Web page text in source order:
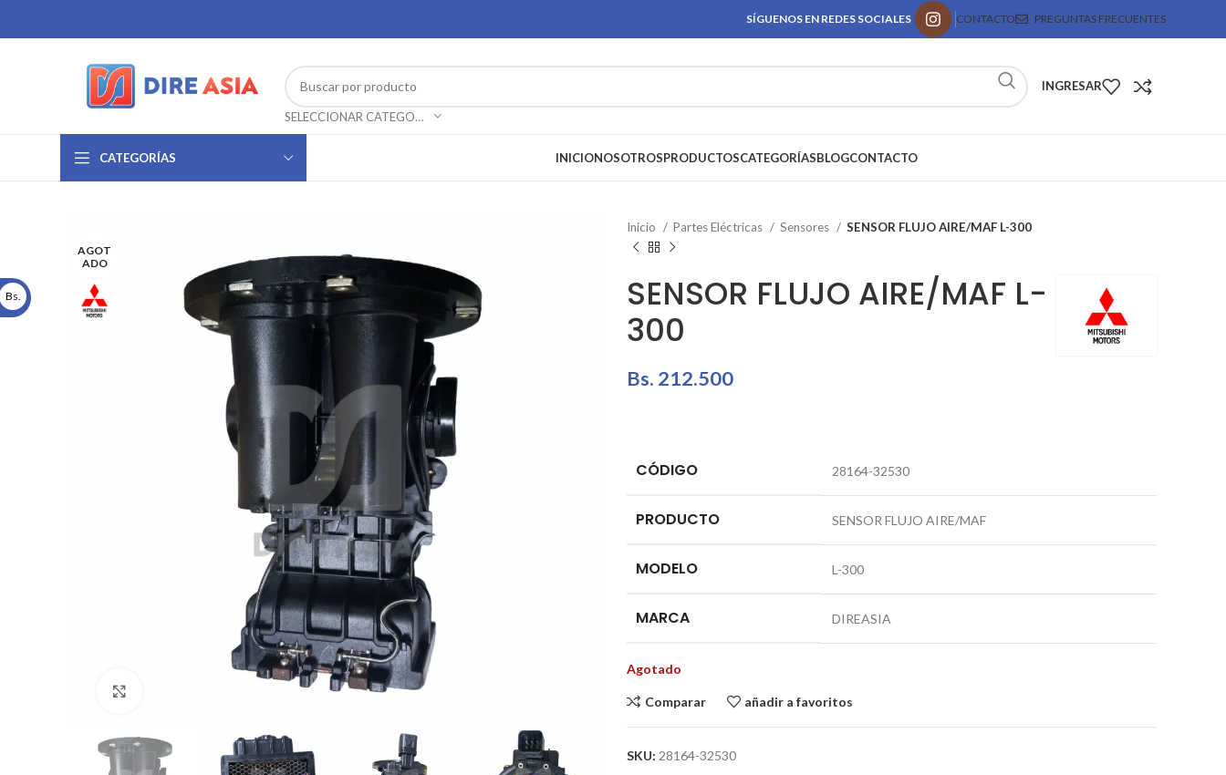
SÍGUENOS EN REDES SOCIALES CONTACTO PREGUNTAS FRECUENTES
SELECCIONAR CATEGORÍA
INGRESAR
CATEGORÍAS INICIONOSOTROSPRODUCTOSCATEGORÍASBLOGCONTACTO
AGOT
ADO
Inicio Partes Eléctricas Sensores SENSOR FLUJO AIRE/MAF L-300
SENSOR FLUJO AIRE/MAF L-
300
Bs. 212.500
CÓDIGO 28164-32530
PRODUCTO SENSOR FLUJO AIRE/MAF
MODELO L-300
MARCA DIREASIA
Agotado
Comparar añadir a favoritos
SKU: 28164-32530
Bs.